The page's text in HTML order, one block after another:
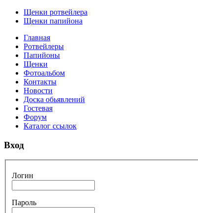
Щенки ротвейлера
Щенки папийона
Главная
Ротвейлеры
Папийоны
Щенки
Фотоальбом
Контакты
Новости
Доска обьявлений
Гостевая
Форум
Каталог ссылок
Вход
Логин
Пароль